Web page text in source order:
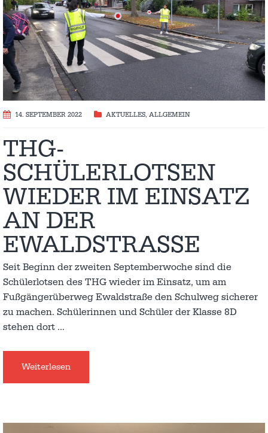
14. SEPTEMBER 2022 AKTUELLES, ALLGEMEIN
THG-
SCHÜLERLOTSEN
WIEDER IM EINSATZ
AN DER
EWALDSTRASSE
Seit Beginn der zweiten Septemberwoche sind die
Schülerlotsen des THG wieder im Einsatz, um am
Fußgängerüberweg Ewaldstraße den Schulweg sicherer
zu machen. Schülerinnen und Schüler der Klasse 8D
stehen dort …
Weiterlesen